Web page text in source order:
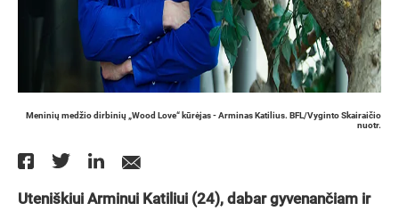
Meninių medžio dirbinių „Wood Love“ kūrėjas - Arminas Katilius. BFL/Vyginto Skairaičio
nuotr.
Uteniškiui Arminui Katiliui (24), dabar gyvenančiam ir